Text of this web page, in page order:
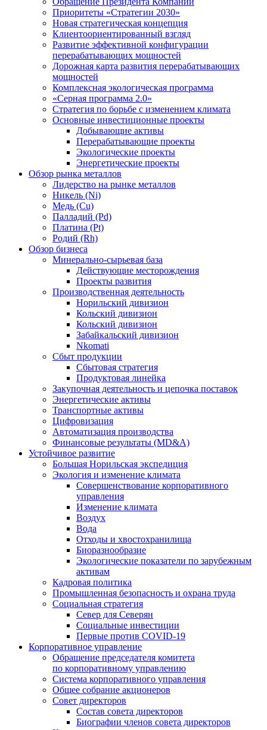
Приоритеты «Стратегии 2030»
Новая стратегическая концепция
Клиентоориентированный взгляд
Развитие эффективной конфигурации
перерабатывающих мощностей
Дорожная карта развития перерабатывающих
мощностей
Комплексная экологическая программа
«Серная программа 2.0»
Стратегия по борьбе с изменением климата
Основные инвестиционные проекты
Добывающие активы
Перерабатывающие проекты
Экологические проекты
Энергетические проекты
Обзор рынка металлов
Лидерство на рынке металлов
Никель (Ni)
Медь (Cu)
Палладий (Pd)
Платина (Pt)
Родий (Rh)
Обзор бизнеса
Минерально-сырьевая база
Действующие месторождения
Проекты развития
Производственная деятельность
Норильский дивизион
Кольский дивизион
Кольский дивизион
Забайкальский дивизион
Nkomati
Сбыт продукции
Сбытовая стратегия
Продуктовая линейка
Закупочная деятельность и цепочка поставок
Энергетические активы
Транспортные активы
Цифровизация
Автоматизация производства
Финансовые результаты (MD&A)
Устойчивое развитие
Большая Норильская экспедиция
Экология и изменение климата
Совершенствование корпоративного
управления
Изменение климата
Воздух
Вода
Отходы и хвостохранилища
Биоразнообразие
Экологические показатели по зарубежным
активам
Кадровая политика
Промышленная безопасность и охрана труда
Социальная стратегия
Север для Северян
Социальные инвестиции
Первые против COVID‑19
Корпоративное управление
Обращение председателя комитета
по корпоративному управлению
Система корпоративного управления
Общее собрание акционеров
Совет директоров
Состав совета директоров
Биографии членов совета директоров